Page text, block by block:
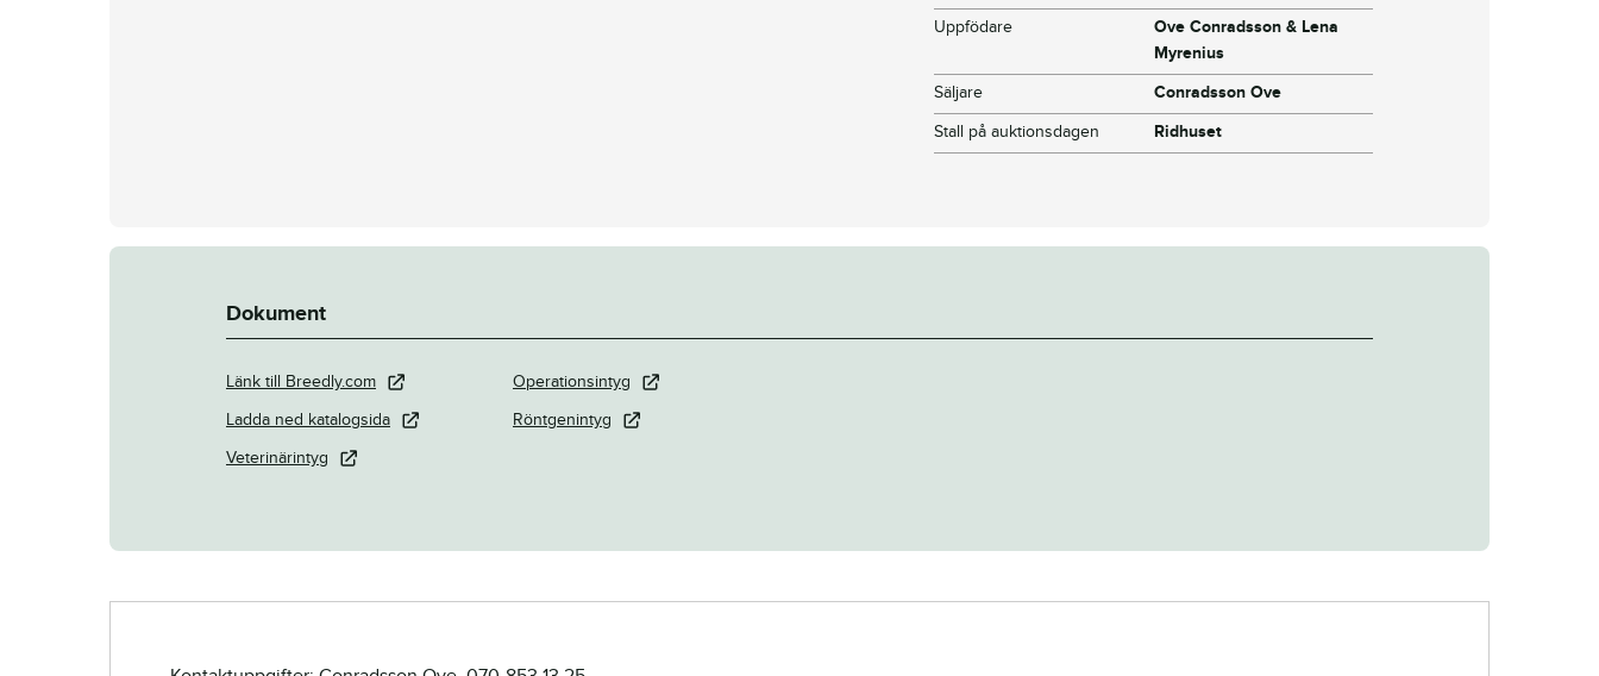
Uppfödare
Ove Conradsson & Lena
Myrenius
Säljare
Conradsson Ove
Stall på auktionsdagen
Ridhuset
Dokument
Länk till Breedly.com
Ladda ned katalogsida
Veterinärintyg
Operationsintyg
Röntgenintyg